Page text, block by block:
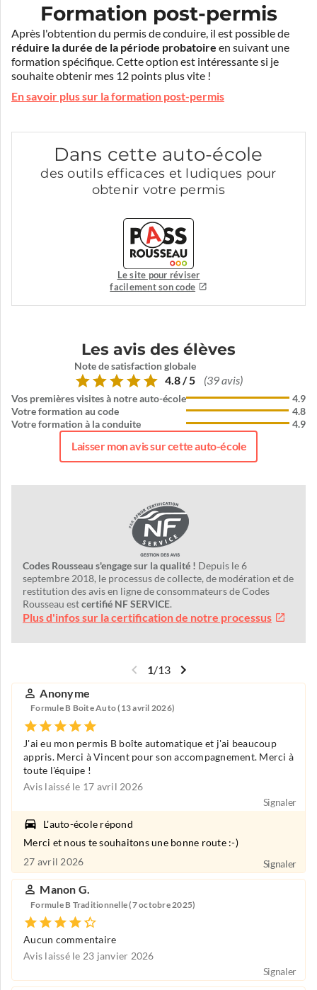
Formation post-permis
Après l'obtention du permis de conduire, il est possible de
réduire la durée de la période probatoire en suivant une
formation spécifique. Cette option est intéressante si je
souhaite obtenir mes 12 points plus vite !
En savoir plus sur la formation post-permis
Dans cette auto-école
des outils efficaces et ludiques pour
obtenir votre permis
Le site pour réviser
facilement son code
Les avis des élèves
Note de satisfaction globale
4.8 / 5 (39 avis)
Vos premières visites à notre auto-école
Votre formation au code
Votre formation à la conduite
4.9
4.8
4.9
Laisser mon avis sur cette auto-école
Codes Rousseau s'engage sur la qualité ! Depuis le 6
septembre 2018, le processus de collecte, de modération et de
restitution des avis en ligne de consommateurs de Codes
Rousseau estcertifié NF SERVICE.
Plus d'infos sur la certification de notre processus
1/13
Anonyme
Formule B Boite Auto (13 avril 2026)
J'ai eu mon permis B boîte automatique et j'ai beaucoup
appris. Merci à Vincent pour son accompagnement. Merci à
toute l'équipe !
Avis laissé le 17 avril 2026
Signaler
L'auto-école répond
Merci et nous te souhaitons une bonne route :-)
27 avril 2026
Signaler
Manon G.
Formule B Traditionnelle (7 octobre 2025)
Aucun commentaire
Avis laissé le 23 janvier 2026
Signaler